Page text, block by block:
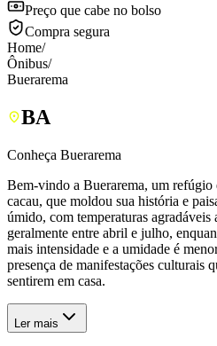
Preço que cabe no bolso
Compra segura
Home/
Ônibus/
Buerarema
BA
Conheça Buerarema
Bem-vindo a Buerarema, um refúgio
cacau, que moldou sua história e
úmido, com temperaturas
geralmente entre abril e julho,
mais intensidade e a umidade é
presença de manifestações culturais
sentirem em casa.
Ler mais